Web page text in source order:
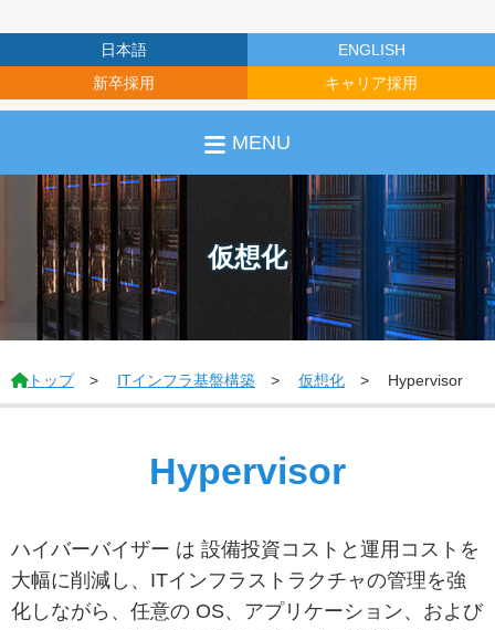
日本語
ENGLISH
新卒採用
キャリア採用
MENU
仮想化
トップ ITインフラ基盤構築 仮想化 Hypervisor
Hypervisor
ハイバーバイザー は 設備投資コストと運用コストを
大幅に削減し、ITインフラストラクチャの管理を強
化しながら、任意の OS、アプリケーション、および